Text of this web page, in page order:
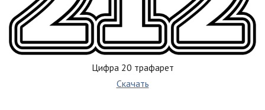
Цифра 20 трафарет
Скачать